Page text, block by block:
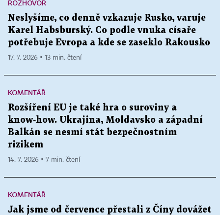
ROZHOVOR
Neslyšíme, co denně vzkazuje Rusko, varuje
Karel Habsburský. Co podle vnuka císaře
potřebuje Evropa a kde se zaseklo Rakousko
17. 7. 2026 ▪ 13 min. čtení
KOMENTÁŘ
Rozšíření EU je také hra o suroviny a
know‑how. Ukrajina, Moldavsko a západní
Balkán se nesmí stát bezpečnostním
rizikem
14. 7. 2026 ▪ 7 min. čtení
KOMENTÁŘ
Jak jsme od července přestali z Číny dovážet